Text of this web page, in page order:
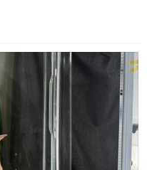
トは抹消・無効化され